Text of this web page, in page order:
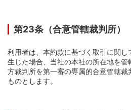
第23条（合意管轄裁判所）
利用者は、本約款に基づく取引に関
生じた場合、当社の本社の所在地を
方裁判所を第一審の専属的合意管轄裁
ものとします。